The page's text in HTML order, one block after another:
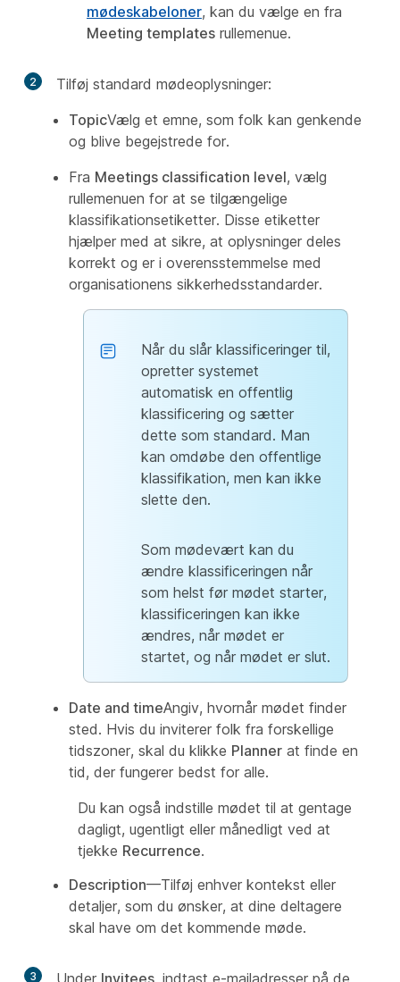
mødeskabeloner, kan du vælge en fra
Meeting templates rullemenue.
2
Tilføj standard mødeoplysninger:
TopicVælg et emne, som folk kan genkende
og blive begejstrede for.
Fra Meetings classification level, vælg
rullemenuen for at se tilgængelige
klassifikationsetiketter. Disse etiketter
hjælper med at sikre, at oplysninger deles
korrekt og er i overensstemmelse med
organisationens sikkerhedsstandarder.
Når du slår klassificeringer til,
opretter systemet
automatisk en offentlig
klassificering og sætter
dette som standard. Man
kan omdøbe den offentlige
klassifikation, men kan ikke
slette den.
Som mødevært kan du
ændre klassificeringen når
som helst før mødet starter,
klassificeringen kan ikke
ændres, når mødet er
startet, og når mødet er slut.
Date and timeAngiv, hvornår mødet finder
sted. Hvis du inviterer folk fra forskellige
tidszoner, skal du klikke Planner at finde en
tid, der fungerer bedst for alle.
Du kan også indstille mødet til at gentage
dagligt, ugentligt eller månedligt ved at
tjekke Recurrence.
Description—Tilføj enhver kontekst eller
detaljer, som du ønsker, at dine deltagere
skal have om det kommende møde.
3 Under Invitees , indtast e-mailadresser på de